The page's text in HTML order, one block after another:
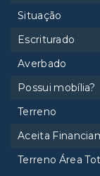
Situação
Escriturado
Averbado
Possui mobília?
Terreno
Aceita
Terreno Área